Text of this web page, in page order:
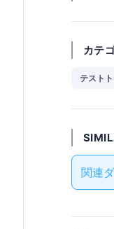
カテ
テスト
関連